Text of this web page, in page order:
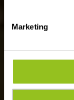
Marketing